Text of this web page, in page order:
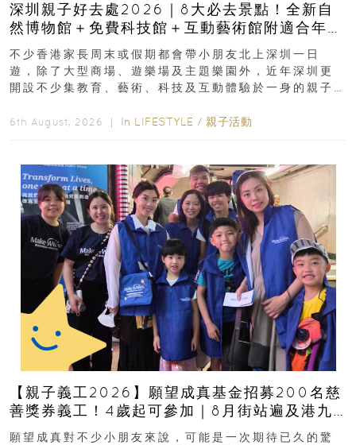
深圳親子好去處2026｜8大必去景點！全新自
然博物館＋免費科技館＋互動藝術館附適合年
齡、交通、門票、開放時間
不少香港家長周末或假期都會帶小朋友北上深圳一日
遊，除了大型商場、遊樂場及主題樂園外，近年深圳更
開設不少集教育、藝術、科技及互動體驗於一身的親子
6th August, 2026 ｜ In LIFESTYLE / 親子活動
【親子義工2026】願望成真基金招募200名慈
善獎券義工！4歲起可參加｜8月街站遍及港九
新界
願望成真對不少小朋友來說，可能是一次期待已久的驚